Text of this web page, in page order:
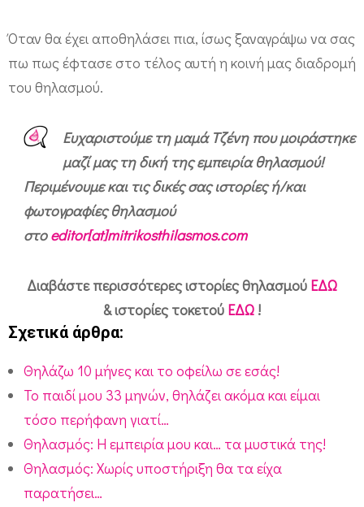
Όταν θα έχει αποθηλάσει πια, ίσως ξαναγράψω να σας
πω πως έφτασε στο τέλος αυτή η κοινή μας διαδρομή
του θηλασμού.
Ευχαριστούμε τη μαμά Τζένη που μοιράστηκε
μαζί μας τη δική της εμπειρία θηλασμού!
Περιμένουμε και τις δικές σας ιστορίες ή/και
φωτογραφίες θηλασμού
στοeditor[at]mitrikosthilasmos.com
Διαβάστε περισσότερες ιστορίες θηλασμού ΕΔΩ
& ιστορίες τοκετού ΕΔΩ !
Σχετικά άρθρα:
Θηλάζω 10 μήνες και το οφείλω σε εσάς!
Το παιδί μου 33 μηνών, θηλάζει ακόμα και είμαι
τόσο περήφανη γιατί…
Θηλασμός: Η εμπειρία μου και… τα μυστικά της!
Θηλασμός: Χωρίς υποστήριξη θα τα είχα
παρατήσει…